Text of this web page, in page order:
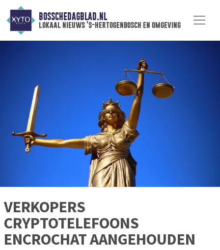
BOSSCHEDAGBLAD.NL
lokaal nieuws 's-hertogenbosch en omgeving
VERKOPERS
CRYPTOTELEFOONS
ENCROCHAT AANGEHOUDEN